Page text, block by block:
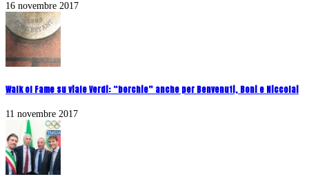
16 novembre 2017
Walk of Fame su viale Verdi: “borchie” anche per Benvenuti, Boni e Niccolai
11 novembre 2017